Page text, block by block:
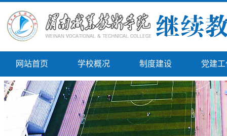
网站首页 学校概况 制度建设 党建